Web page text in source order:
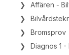
Affären -
Bromsprov
Diagnos 1